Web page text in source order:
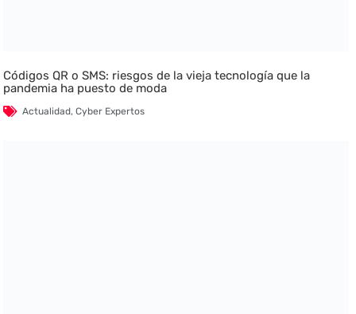
Códigos QR o SMS: riesgos de la vieja tecnología que la
pandemia ha puesto de moda
Actualidad,Cyber Expertos